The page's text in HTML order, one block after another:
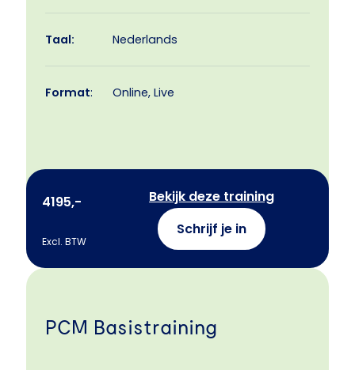
Taal: Nederlands
Format: Online, Live
4195,-
Excl. BTW
Bekijk deze training
Schrijf je in
PCM Basistraining